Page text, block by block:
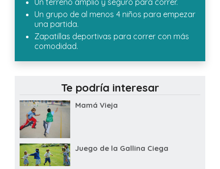
Un grupo de al menos 4 niños para empezar
una partida.
Zapatillas deportivas para correr con más
comodidad.
Te podría interesar
Mamá Vieja
Juego de la Gallina Ciega